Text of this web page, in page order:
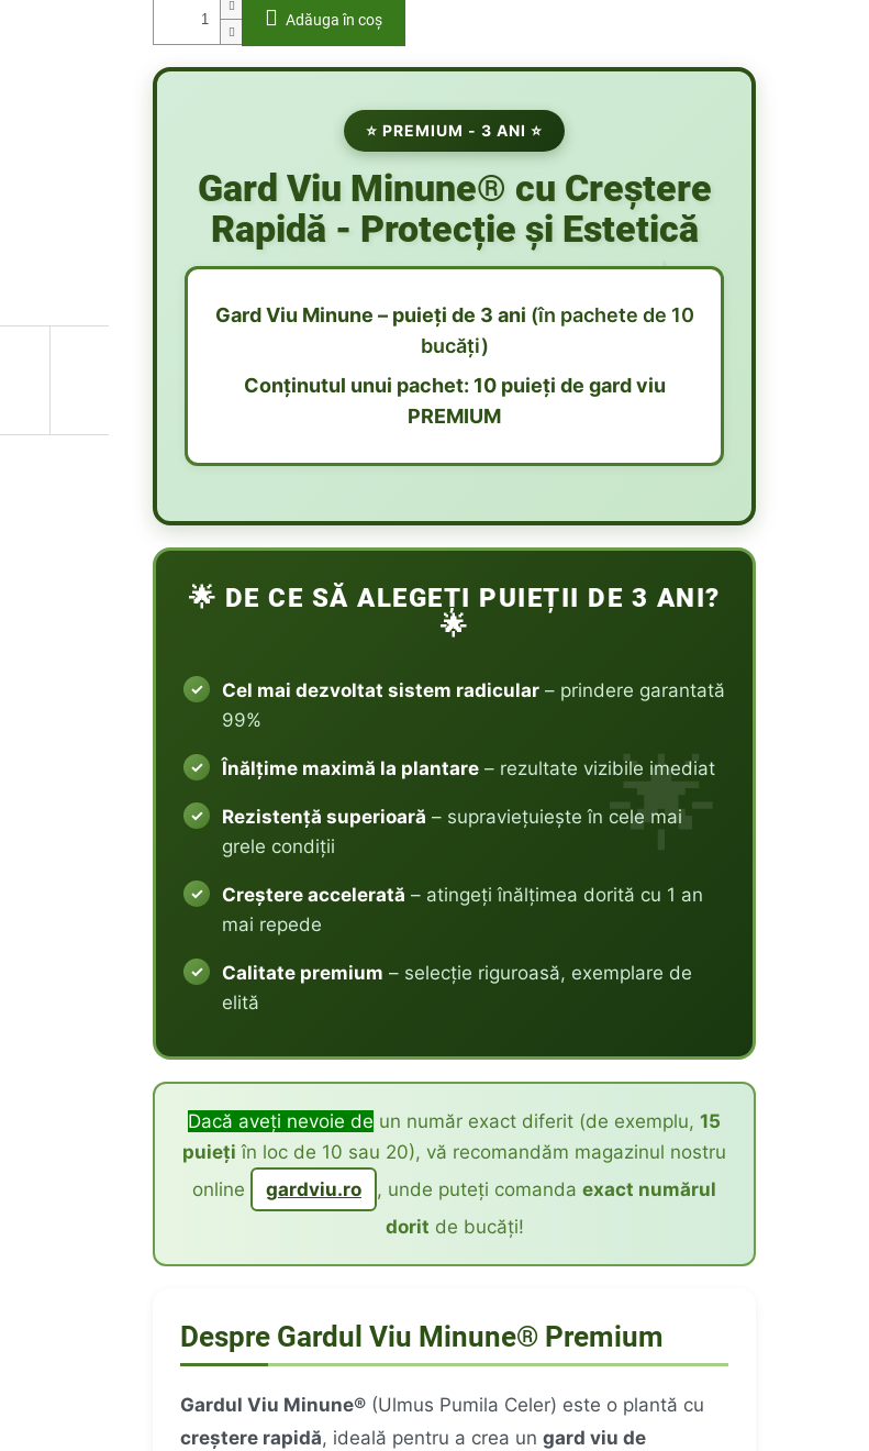
Adăuga în coş
⭐ PREMIUM - 3 ANI ⭐
Gard Viu Minune® cu Creștere
Rapidă - Protecție și Estetică
Gard Viu Minune – puieți de 3 ani (în pachete de 10
bucăți)
Conținutul unui pachet: 10 puieți de gard viu
PREMIUM
🌟 DE CE SĂ ALEGEȚI PUIEȚII DE 3 ANI?
🌟
Cel mai dezvoltat sistem radicular – prindere garantată
99%
Înălțime maximă la plantare – rezultate vizibile imediat
Rezistență superioară – supraviețuiește în cele mai
grele condiții
Creștere accelerată – atingeți înălțimea dorită cu 1 an
mai repede
Calitate premium – selecție riguroasă, exemplare de
elită
Dacă aveți nevoie de un număr exact diferit (de exemplu, 15
puieți în loc de 10 sau 20), vă recomandăm magazinul nostru
online
gardviu.ro , unde puteți comanda exact numărul
dorit de bucăți!
Despre Gardul Viu Minune® Premium
Gardul Viu Minune® (Ulmus Pumila Celer) este o plantă cu
creștere rapidă, ideală pentru a crea un gard viu de